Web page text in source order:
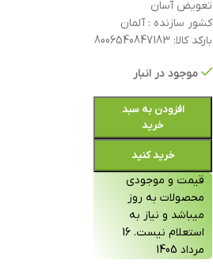
تعویض آسان
کشور سازنده : آلمان
بارکد کالا: 8006540847183
موجود در انبار
افزودن به سبد
خرید
خرید کنید
قیمت و موجودی
محصولات به روز
میباشد و نیاز به
استعلام نیست. 16
مرداد 1405